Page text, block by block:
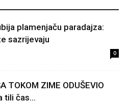
plamenjaču paradajza:
sazrijevaju
0
TOKOM ZIME ODUŠEVIO
tili čas...